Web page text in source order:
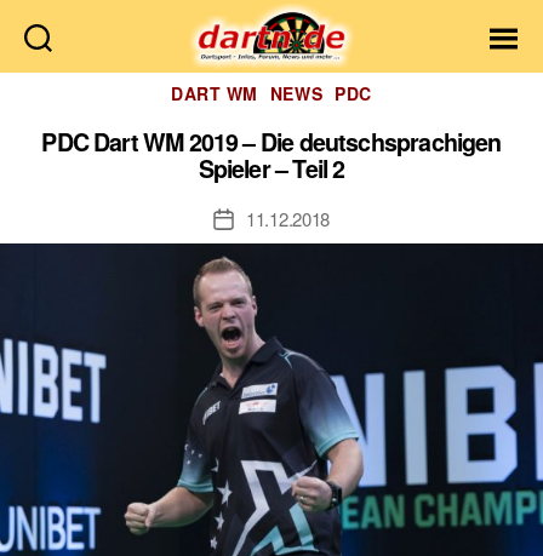
Dartn.de
Kategorien
DART WM NEWS PDC
PDC Dart WM 2019 – Die deutschsprachigen
Spieler – Teil 2
Veröffentlichungsdatum
11.12.2018